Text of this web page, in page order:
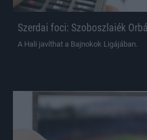
Szerdai foci: Szoboszlaiék
A Hali javíthat a Bajnokok Ligájában.